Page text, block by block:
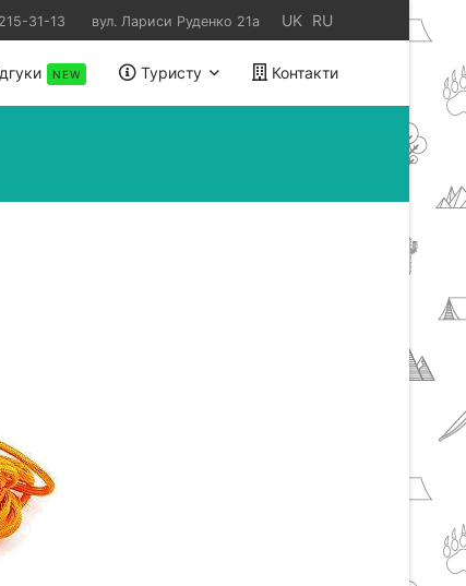
31-13 вул. Лариси Руденко 21а UK RU
NEW Туристу Контакти